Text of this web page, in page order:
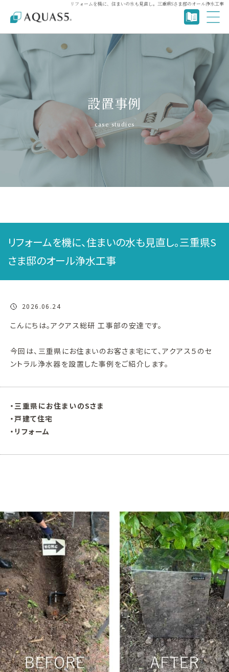
リフォームを機に、住まいの水も見直し。三重県Sさま邸のオール浄水工事
設置事例
case studies
リフォームを機に、住まいの水も見直し。三重県S
さま邸のオール浄水工事
2026.06.24
こんにちは。アクアス総研 工事部の安達です。
今回は、三重県にお住まいのお客さま宅にて、アクアス５のセ
ントラル浄水器を設置した事例をご紹介します。
・三重県にお住まいのSさま
・戸建て住宅
・リフォーム